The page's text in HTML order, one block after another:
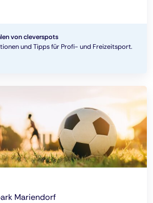
von cleverspots
und Tipps für Profi- und Freizeitsport.
Mariendorf